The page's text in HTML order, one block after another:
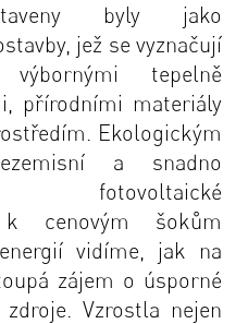
byly jako
jež se vyznačují
tepelně
přírodními materiály
Ekologickým
a snadno
fotovoltaické
k cenovým šokům
vidíme, jak na
zájem o úsporné
Vzrostla nejen